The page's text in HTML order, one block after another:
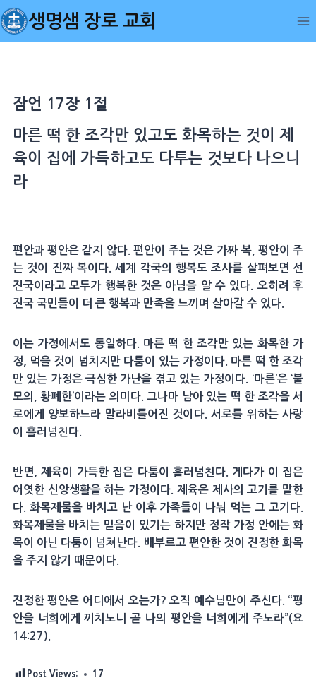
Skip
to
content
생명샘 장로 교회
잠언 17장 1절
마른 떡 한 조각만 있고도 화목하는 것이 제
육이 집에 가득하고도 다투는 것보다 나으니
라
편안과 평안은 같지 않다. 편안이 주는 것은 가짜 복, 평안이 주
는 것이 진짜 복이다. 세계 각국의 행복도 조사를 살펴보면 선
진국이라고 모두가 행복한 것은 아님을 알 수 있다. 오히려 후
진국 국민들이 더 큰 행복과 만족을 느끼며 살아갈 수 있다.
이는 가정에서도 동일하다. 마른 떡 한 조각만 있는 화목한 가
정, 먹을 것이 넘치지만 다툼이 있는 가정이다. 마른 떡 한 조각
만 있는 가정은 극심한 가난을 겪고 있는 가정이다. ‘마른’은 ‘불
모의, 황폐한’이라는 의미다. 그나마 남아 있는 떡 한 조각을 서
로에게 양보하느라 말라비틀어진 것이다. 서로를 위하는 사랑
이 흘러넘친다.
반면, 제육이 가득한 집은 다툼이 흘러넘친다. 게다가 이 집은
어엿한 신앙생활을 하는 가정이다. 제육은 제사의 고기를 말한
다. 화목제물을 바치고 난 이후 가족들이 나눠 먹는 그 고기다.
화목제물을 바치는 믿음이 있기는 하지만 정작 가정 안에는 화
목이 아닌 다툼이 넘쳐난다. 배부르고 편안한 것이 진정한 화목
을 주지 않기 때문이다.
진정한 평안은 어디에서 오는가? 오직 예수님만이 주신다. “평
안을 너희에게 끼치노니 곧 나의 평안을 너희에게 주노라”(요
14:27).
Post Views: 17